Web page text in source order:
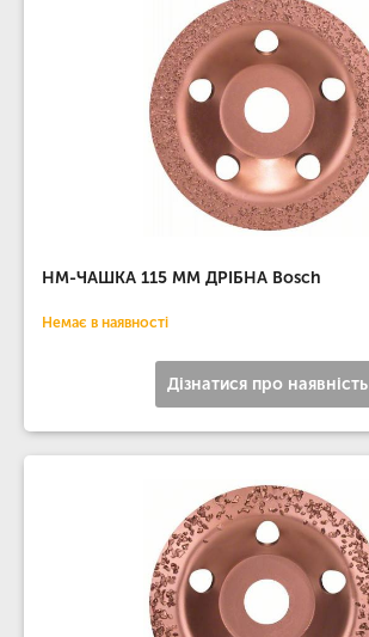
НМ-ЧАШКА 115 ММ ДРІБНА Bosch
Немає в наявності
Дізнатися про наявність